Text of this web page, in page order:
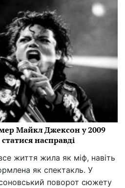
Майкл Джексон у 2009
насправді
життя жила як міф, навіть
як спектакль. У
поворот сюжету